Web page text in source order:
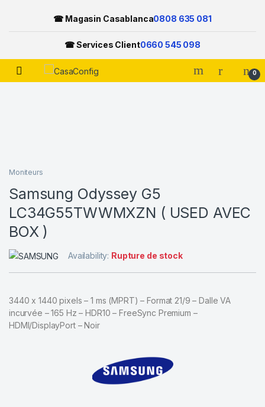
☎ Magasin Casablanca0808 635 081
☎ Services Client0660 545 098
Open 0
Moniteurs
Samsung Odyssey G5
LC34G55TWWMXZN ( USED AVEC
BOX )
Availability: Rupture de stock
3440 x 1440 pixels – 1 ms (MPRT) – Format 21/9 – Dalle VA
incurvée – 165 Hz – HDR10 – FreeSync Premium –
HDMI/DisplayPort – Noir